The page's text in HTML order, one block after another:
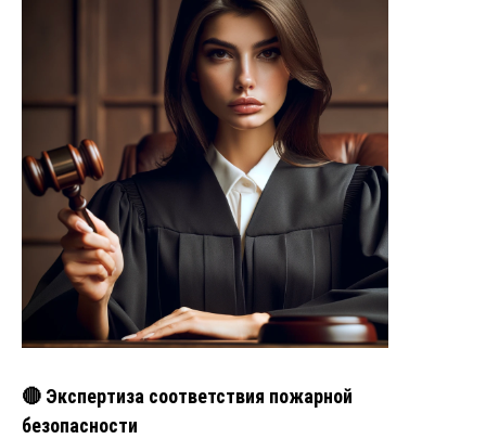
🔴 Экспертиза соответствия пожарной
безопасности